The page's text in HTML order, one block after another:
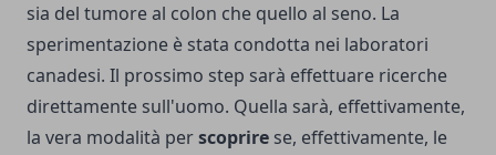
sia del tumore al colon che quello al seno. La
sperimentazione è stata condotta nei laboratori
canadesi. Il prossimo step sarà effettuare ricerche
direttamente sull'uomo. Quella sarà, effettivamente,
la vera modalità perscoprire se, effettivamente, le